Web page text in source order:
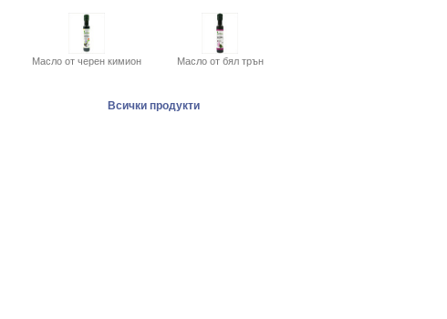
Масло от черен кимион Масло от бял трън
Всички продукти